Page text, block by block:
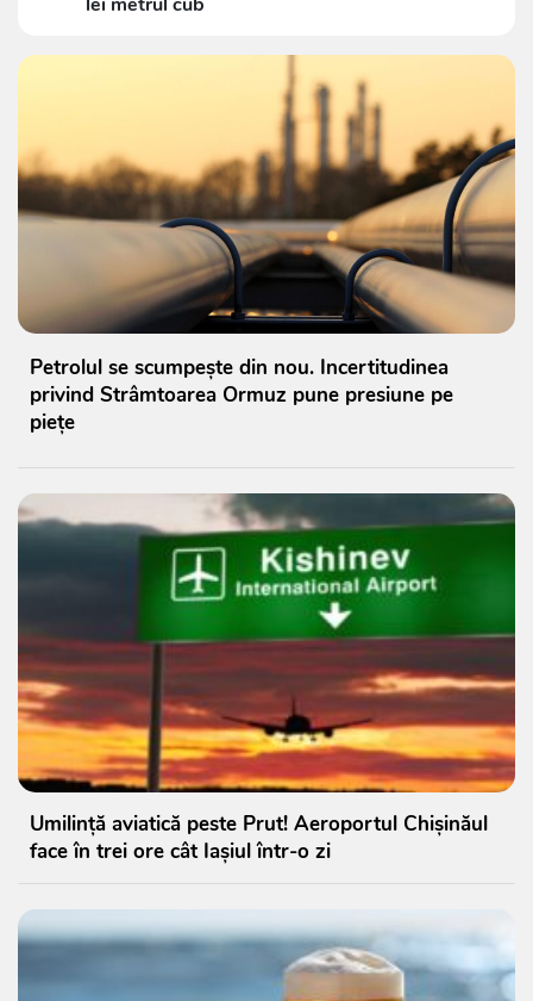
Petrolul se scumpește din nou. Incertitudinea
privind Strâmtoarea Ormuz pune presiune pe
piețe
Umilință aviatică peste Prut! Aeroportul Chișinăul
face în trei ore cât Iașiul într-o zi